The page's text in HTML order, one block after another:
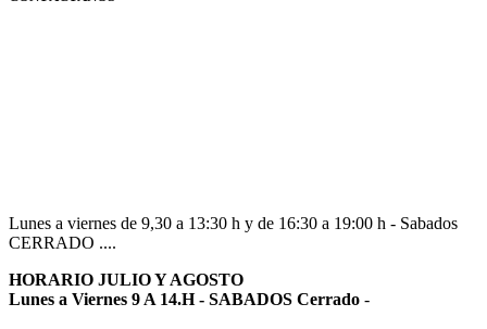
Lunes a viernes de 9,30 a 13:30 h y de 16:30 a 19:00 h - Sabados
CERRADO ....
HORARIO JULIO Y AGOSTO
Lunes a Viernes 9 A 14.H - SABADOS Cerrado -